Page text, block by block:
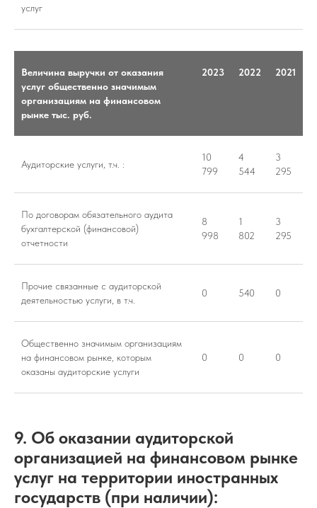
услуг
Величина выручки от оказания
услуг общественно значимым
организациям на финансовом
рынке тыс. руб.
2023 2022 2021
Аудиторские услуги, т.ч. :
10
799
4
544
3
295
По договорам обязательного аудита
бухгалтерской (финансовой)
отчетности
8
998
1
802
3
295
Прочие связанные с аудиторской
деятельностью услуги, в т.ч.
0 540 0
Общественно значимым организациям
на финансовом рынке, которым
оказаны аудиторские услуги
0 0 0
9. Об оказании аудиторской
организацией на финансовом рынке
услуг на территории иностранных
государств (при наличии):